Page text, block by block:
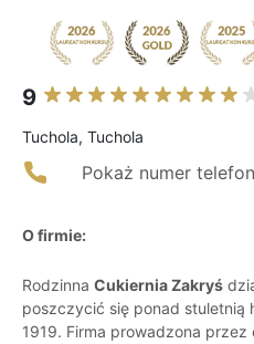
9
Tuchola, Tuchola
Pokaż numer
O firmie:
Rodzinna Cukiernia Zakryś
poszczycić się ponad stuletnią
1919. Firma prowadzona